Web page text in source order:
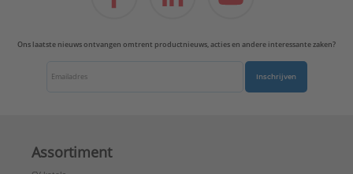
Ons laatste nieuws ontvangen omtrent productnieuws, acties en andere interessante zaken?
Inschrijven
Assortiment